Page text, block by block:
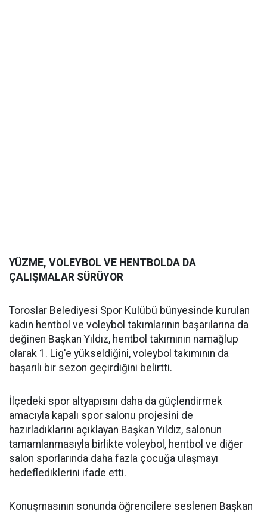
YÜZME, VOLEYBOL VE HENTBOLDA DA
ÇALIŞMALAR SÜRÜYOR
Toroslar Belediyesi Spor Kulübü bünyesinde kurulan
kadın hentbol ve voleybol takımlarının başarılarına da
değinen Başkan Yıldız, hentbol takımının namağlup
olarak 1. Lig'e yükseldiğini, voleybol takımının da
başarılı bir sezon geçirdiğini belirtti.
İlçedeki spor altyapısını daha da güçlendirmek
amacıyla kapalı spor salonu projesini de
hazırladıklarını açıklayan Başkan Yıldız, salonun
tamamlanmasıyla birlikte voleybol, hentbol ve diğer
salon sporlarında daha fazla çocuğa ulaşmayı
hedeflediklerini ifade etti.
Konuşmasının sonunda öğrencilere seslenen Başkan